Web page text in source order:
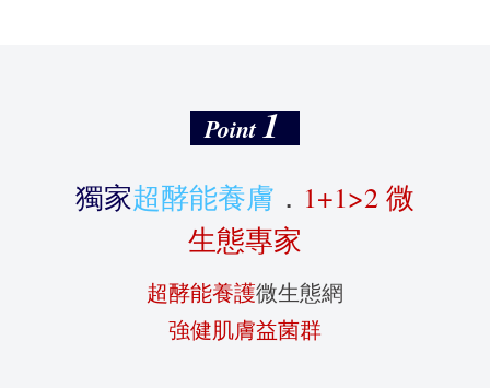
Point1
獨家超酵能養膚 ． 1+1>2 微
生態專家
超酵能養護微生態網
強健肌膚益菌群